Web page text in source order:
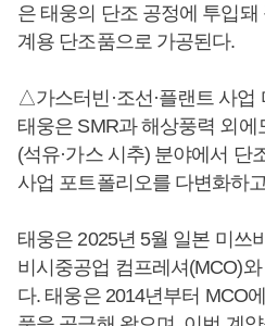
은 태웅의 단조 공정에 투입돼
계용 단조품으로 가공된다.
△가스터빈·조선·플랜트 사업
태웅은 SMR과 해상풍력 외에
(석유·가스 시추) 분야에서 단
사업 포트폴리오를 다변화하
태웅은 2025년 5월 일본 미쓰
비시중공업 컴프레셔(MCO)
다. 태웅은 2014년부터 MCO